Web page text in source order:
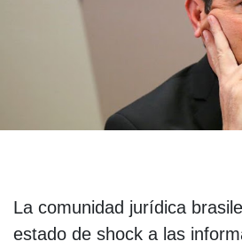
La comunidad jurídica
estado de shock a las